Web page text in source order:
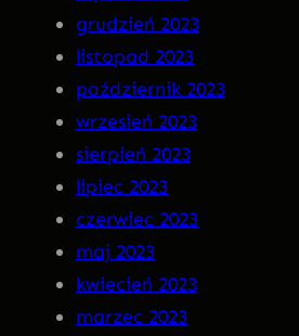
grudzień 2023
listopad 2023
październik 2023
wrzesień 2023
sierpień 2023
lipiec 2023
czerwiec 2023
maj 2023
kwiecień 2023
marzec 2023